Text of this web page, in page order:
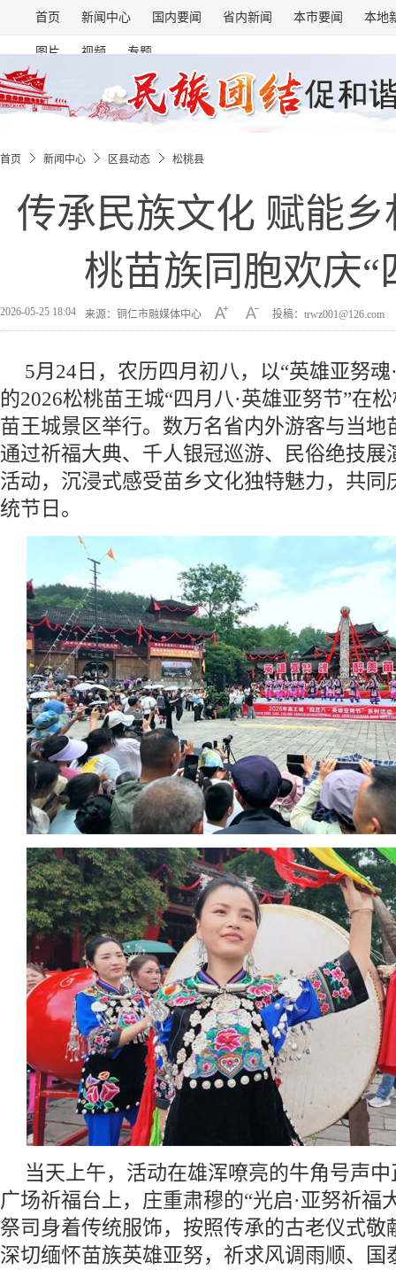
首页 新闻中心 国内要闻 省内新闻 本市要闻 本地
图片 视频 专题
首页 新闻中心 区县动态 松桃县
传承民族文化 赋能
桃苗族同胞欢庆“
2026-05-25 18:04 来源：铜仁市融媒体中心 投稿：trwz001@126.com
5月24日，农历四月初八，以“英雄亚努
的2026松桃苗王城“四月八·英雄亚努节”在
苗王城景区举行。数万名省内外游客与当地
通过祈福大典、千人银冠巡游、民俗绝技展
活动，沉浸式感受苗乡文化独特魅力，共同
统节日。
当天上午，活动在雄浑嘹亮的牛角号声
广场祈福台上，庄重肃穆的“光启·亚努祈福
祭司身着传统服饰，按照传承的古老仪式敬
深切缅怀苗族英雄亚努，祈求风调雨顺、国